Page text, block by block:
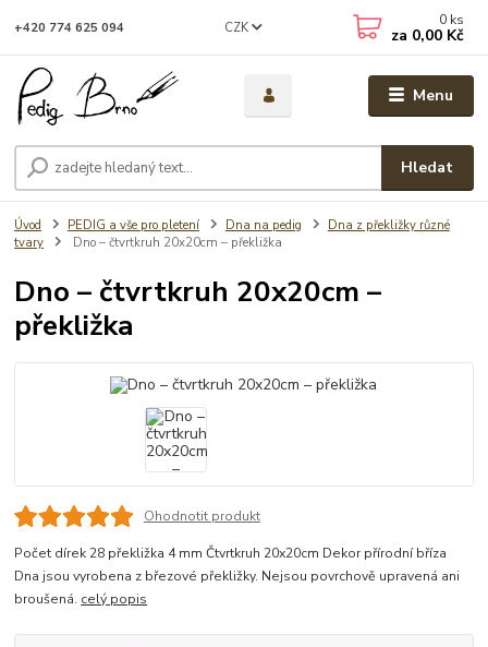
Menu
CZK
Hledat
+420 774 625 094 0 ks
za 0,00 Kč
Úvod PEDIG a vše pro pletení Dna na pedig
Dna z překližky různé
tvary
Dno – čtvrtkruh 20x20cm – překližka
Dno – čtvrtkruh 20x20cm –
překližka
Ohodnotit produkt
Počet dírek 28 překližka 4 mm Čtvrtkruh 20x20cm Dekor přírodní bříza
Dna jsou vyrobena z březové překližky. Nejsou povrchově upravená ani
broušená. celý popis